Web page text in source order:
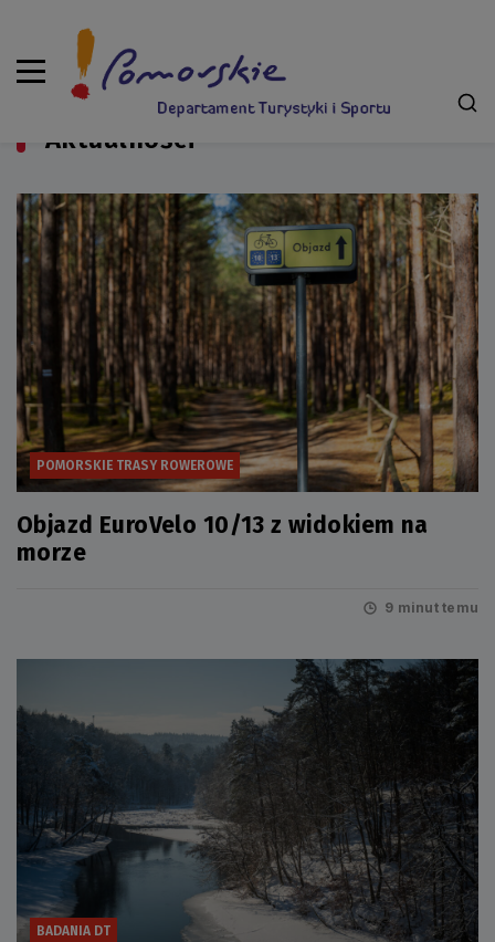
Aktualności
POMORSKIE TRASY ROWEROWE
Objazd EuroVelo 10/13 z widokiem na
morze
9 minut temu
BADANIA DT